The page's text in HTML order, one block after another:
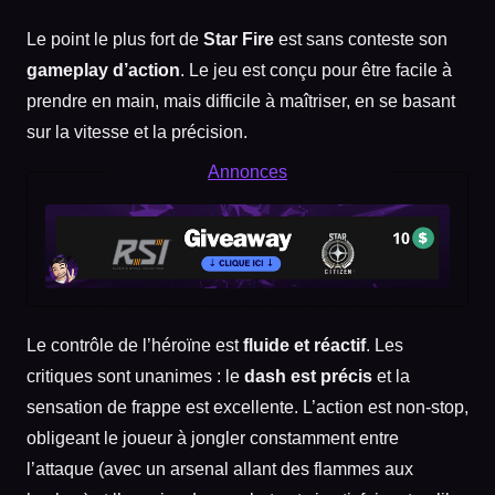
Le point le plus fort de Star Fire est sans conteste son
gameplay d’action. Le jeu est conçu pour être facile à
prendre en main, mais difficile à maîtriser, en se basant
sur la vitesse et la précision.
Annonces
Le contrôle de l’héroïne estfluide et réactif. Les
critiques sont unanimes : le dash est précis et la
sensation de frappe est excellente. L’action est non-stop,
obligeant le joueur à jongler constamment entre
l’attaque (avec un arsenal allant des flammes aux